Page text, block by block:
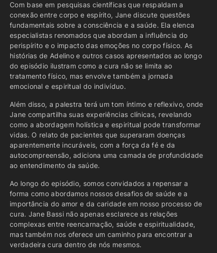
Com base em pesquisas científicas que respaldam a
conexão entre corpo e espírito, Jane discute questões
fundamentais sobre a consciência e a saúde. Ela elenca
especialistas renomados que abordam a influência do
perispírito e o impacto das emoções no corpo físico. As
histórias de Adelino e outros casos apresentados ao longo
do episódio ilustram como a cura não se limita ao
tratamento físico, mas envolve também a jornada
emocional e espiritual do indivíduo.
Além disso, a palestra terá um tom íntimo e reflexivo, onde
Jane compartilha suas experiências clínicas, revelando
como a abordagem holística e espiritual pode transformar
vidas. O relato de pacientes que superaram doenças
aparentemente incuráveis, com a força da fé e da
autocompreensão, adiciona uma camada de profundidade
ao entendimento da saúde.
Ao longo do episódio, somos convidados a repensar a
forma como abordamos nossos desafios de saúde e a
importância do amor e da caridade em nosso processo de
cura. Jane Bassi não apenas esclarece as relações
complexas entre reencarnação, saúde e espiritualidade,
mas também nos oferece um caminho para encontrar a
verdadeira cura dentro de nós mesmos.